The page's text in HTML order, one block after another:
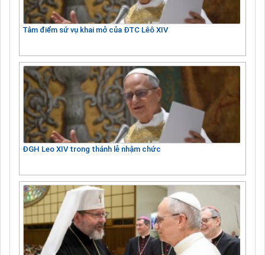
Tâm điểm sứ vụ khai mở của ĐTC Lêô XIV
ĐGH Leo XIV trong thánh lễ nhậm chức